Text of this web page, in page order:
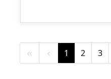
Seite
1 Seite
2 Seite
3